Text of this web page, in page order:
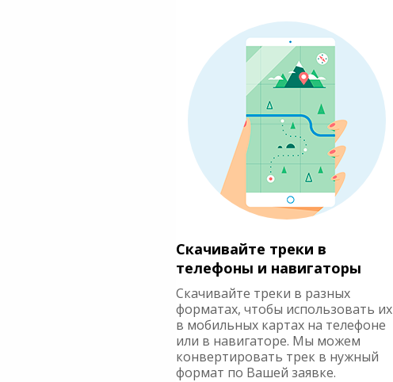
Скачивайте треки в
телефоны и навигаторы
Скачивайте треки в разных
форматах, чтобы использовать их
в мобильных картах на телефоне
или в навигаторе. Мы можем
конвертировать трек в нужный
формат по Вашей заявке.